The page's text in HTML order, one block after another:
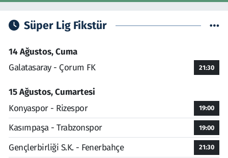
Süper Lig Fikstür
14 Ağustos, Cuma
Galatasaray - Çorum FK
21:30
15 Ağustos, Cumartesi
Konyaspor - Rizespor
19:00
Kasımpaşa - Trabzonspor 19:00
Gençlerbirliği S.K. - Fenerbahçe 21:30